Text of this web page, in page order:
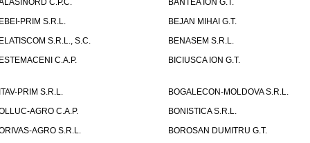
C.P.C.
BANTEA ION G.T.
PRIM S.R.L.
BEJAN MIHAI G.T.
S.R.L., S.C.
BENASEM S.R.L.
C.A.P.
BICIUSCA ION G.T.
PRIM S.R.L.
BOGALECON-MOLDOVA S.R.L.
AGRO C.A.P.
BONISTICA S.R.L.
AGRO S.R.L.
BOROSAN DUMITRU G.T.